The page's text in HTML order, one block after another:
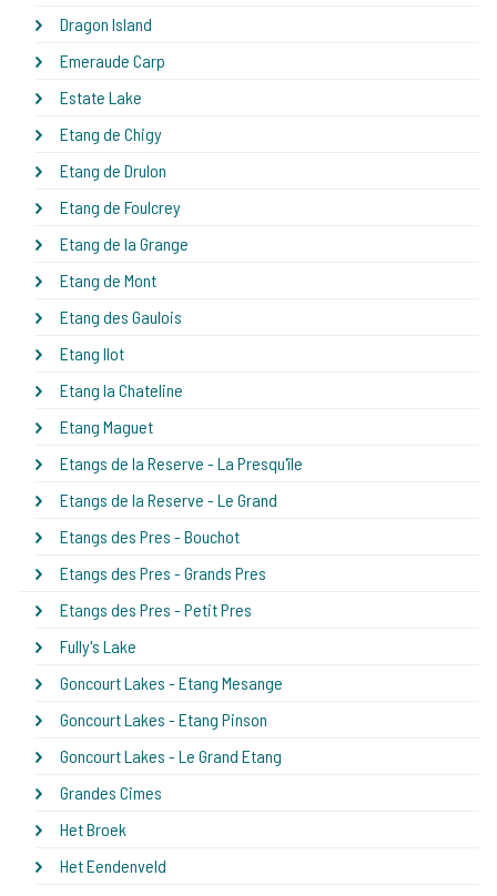
Dragon Island
Emeraude Carp
Estate Lake
Etang de Chigy
Etang de Drulon
Etang de Foulcrey
Etang de la Grange
Etang de Mont
Etang des Gaulois
Etang Ilot
Etang la Chateline
Etang Maguet
Etangs de la Reserve - La Presqu'île
Etangs de la Reserve - Le Grand
Etangs des Pres - Bouchot
Etangs des Pres - Grands Pres
Etangs des Pres - Petit Pres
Fully's Lake
Goncourt Lakes - Etang Mesange
Goncourt Lakes - Etang Pinson
Goncourt Lakes - Le Grand Etang
Grandes Cimes
Het Broek
Het Eendenveld